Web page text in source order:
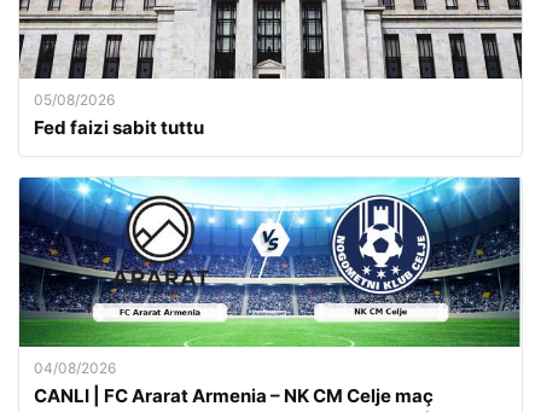
05/08/2026
Fed faizi sabit tuttu
04/08/2026
CANLI | FC Ararat Armenia – NK CM Celje maç